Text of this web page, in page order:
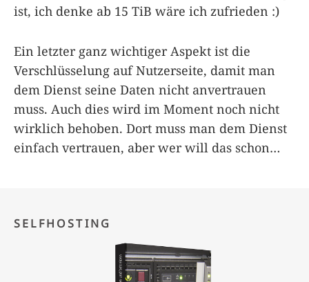
ist, ich denke ab 15 TiB wäre ich zufrieden :)
Ein letzter ganz wichtiger Aspekt ist die
Verschlüsselung auf Nutzerseite, damit man
dem Dienst seine Daten nicht anvertrauen
muss. Auch dies wird im Moment noch nicht
wirklich behoben. Dort muss man dem Dienst
einfach vertrauen, aber wer will das schon…
SELFHOSTING